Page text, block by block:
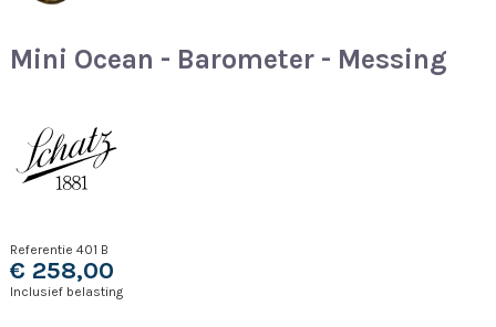
Mini Ocean - Barometer - Messing
Referentie 401 B
€ 258,00
Inclusief belasting